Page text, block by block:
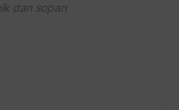
dan sopan